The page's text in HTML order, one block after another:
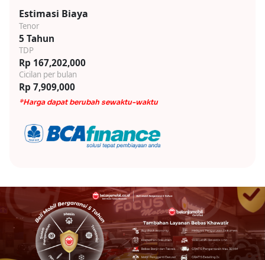
Estimasi Biaya
Tenor
5 Tahun
TDP
Rp 167,202,000
Cicilan per bulan
Rp 7,909,000
*Harga dapat berubah sewaktu-waktu